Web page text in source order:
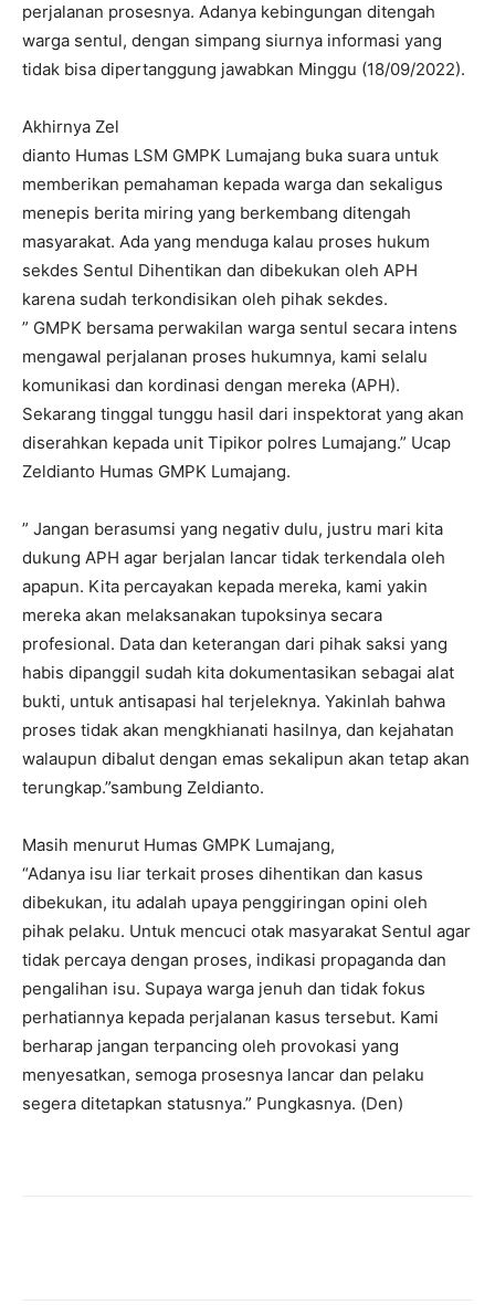
perjalanan prosesnya. Adanya kebingungan ditengah
warga sentul, dengan simpang siurnya informasi yang
tidak bisa dipertanggung jawabkan Minggu (18/09/2022).
Akhirnya Zel
dianto Humas LSM GMPK Lumajang buka suara untuk
memberikan pemahaman kepada warga dan sekaligus
menepis berita miring yang berkembang ditengah
masyarakat. Ada yang menduga kalau proses hukum
sekdes Sentul Dihentikan dan dibekukan oleh APH
karena sudah terkondisikan oleh pihak sekdes.
” GMPK bersama perwakilan warga sentul secara intens
mengawal perjalanan proses hukumnya, kami selalu
komunikasi dan kordinasi dengan mereka (APH).
Sekarang tinggal tunggu hasil dari inspektorat yang akan
diserahkan kepada unit Tipikor polres Lumajang.” Ucap
Zeldianto Humas GMPK Lumajang.
” Jangan berasumsi yang negativ dulu, justru mari kita
dukung APH agar berjalan lancar tidak terkendala oleh
apapun. Kita percayakan kepada mereka, kami yakin
mereka akan melaksanakan tupoksinya secara
profesional. Data dan keterangan dari pihak saksi yang
habis dipanggil sudah kita dokumentasikan sebagai alat
bukti, untuk antisapasi hal terjeleknya. Yakinlah bahwa
proses tidak akan mengkhianati hasilnya, dan kejahatan
walaupun dibalut dengan emas sekalipun akan tetap akan
terungkap.”sambung Zeldianto.
Masih menurut Humas GMPK Lumajang,
“Adanya isu liar terkait proses dihentikan dan kasus
dibekukan, itu adalah upaya penggiringan opini oleh
pihak pelaku. Untuk mencuci otak masyarakat Sentul agar
tidak percaya dengan proses, indikasi propaganda dan
pengalihan isu. Supaya warga jenuh dan tidak fokus
perhatiannya kepada perjalanan kasus tersebut. Kami
berharap jangan terpancing oleh provokasi yang
menyesatkan, semoga prosesnya lancar dan pelaku
segera ditetapkan statusnya.” Pungkasnya. (Den)